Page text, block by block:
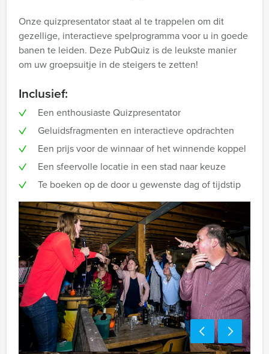
Onze quizpresentator staat al te trappelen om dit
gezellige, interactieve spelprogramma voor u in goede
banen te leiden. Deze PubQuiz is de leukste manier
om uw groepsuitje in de steigers te zetten!
Inclusief:
Een enthousiaste Quizpresentator
Geluidsfragmenten en interactieve opdrachten
Een prijs voor de winnaar of het winnende koppel
Een sfeervolle locatie in een stad naar keuze
Te boeken op de door u gewenste dag of tijdstip